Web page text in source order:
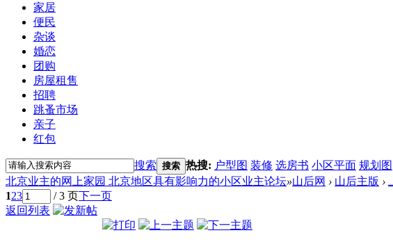
家居
便民
杂谈
婚恋
团购
房屋租售
招聘
跳蚤市场
亲子
红包
搜索 搜索 热搜: 户型图 装修 选房书 小区平面 规划图
北京业主的网上家园 北京地区具有影响力的小区业主论坛»山后网 › 山后主版 ›
123 / 3 页下一页
返回列表